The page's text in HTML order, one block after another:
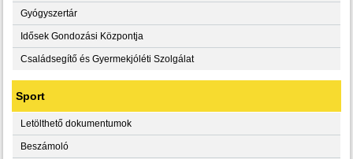
Gyógyszertár
Idősek Gondozási Központja
Családsegítő és Gyermekjóléti Szolgálat
Sport
Letölthető dokumentumok
Beszámoló